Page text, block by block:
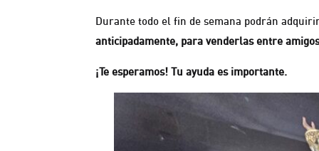
Durante todo el fin de semana podrán
anticipadamente, para venderlas entre
¡Te esperamos! Tu ayuda es importante.